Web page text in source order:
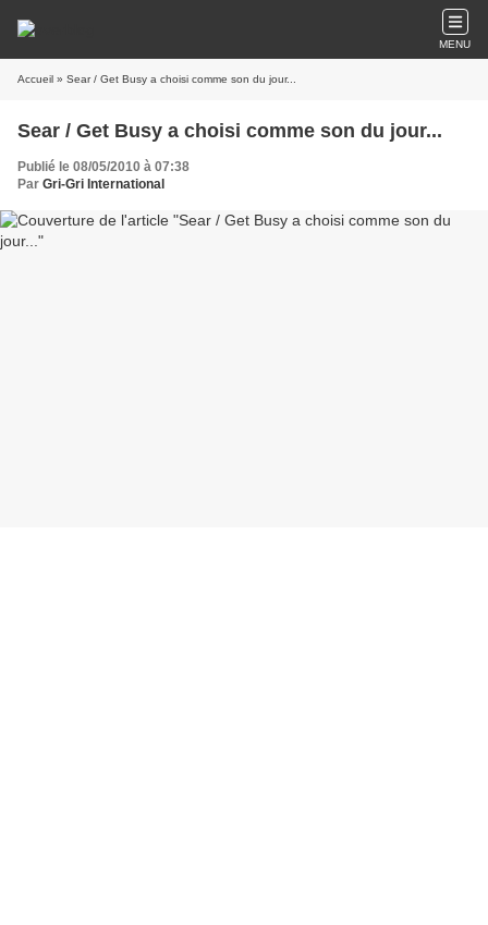
MENU
Accueil » Sear / Get Busy a choisi comme son du jour...
Sear / Get Busy a choisi comme son du jour...
Publié le 08/05/2010 à 07:38
Par Gri-Gri International